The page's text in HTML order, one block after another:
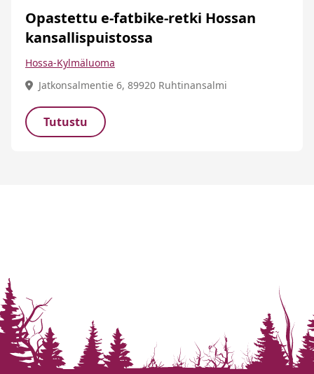
Opastettu e-fatbike-retki Hossan
kansallispuistossa
Hossa-Kylmäluoma
Jatkonsalmentie 6, 89920 Ruhtinansalmi
Tutustu